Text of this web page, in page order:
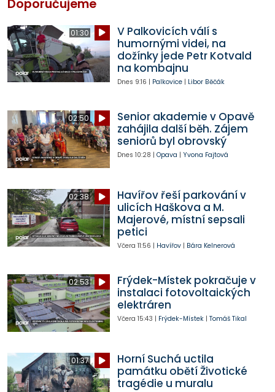
Doporučujeme
01:30
V Palkovicích válí s
humornými videi, na
dožínky jede Petr Kotvald
na kombajnu
Dnes 9:16 | Palkovice| Libor Běčák
02:50
Senior akademie v Opavě
zahájila další běh. Zájem
seniorů byl obrovský
Dnes 10:28 | Opava | Yvona Fajtová
02:38
Havířov řeší parkování v
ulicích Haškova a M.
Majerové, místní sepsali
petici
Včera 11:56 | Havířov| Bára Kelnerová
02:53
Frýdek-Místek pokračuje v
instalaci fotovoltaických
elektráren
Včera 15:43 | Frýdek-Místek| Tomáš Tikal
01:37
Horní Suchá uctila
památku obětí Životické
tragédie u muralu